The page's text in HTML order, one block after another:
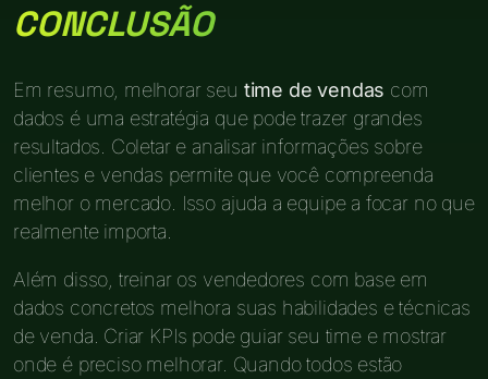
CONCLUSÃO
Em resumo, melhorar seu time de vendas com
dados é uma estratégia que pode trazer grandes
resultados. Coletar e analisar informações sobre
clientes e vendas permite que você compreenda
melhor o mercado. Isso ajuda a equipe a focar no que
realmente importa.
Além disso, treinar os vendedores com base em
dados concretos melhora suas habilidades e técnicas
de venda. Criar KPIs pode guiar seu time e mostrar
onde é preciso melhorar. Quando todos estão